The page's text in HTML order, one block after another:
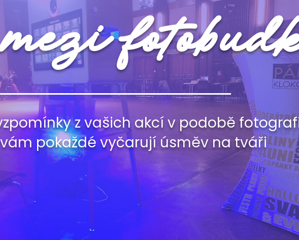
z vašich akcí v podobě
pokaždé vyčarují úsměv na tváři